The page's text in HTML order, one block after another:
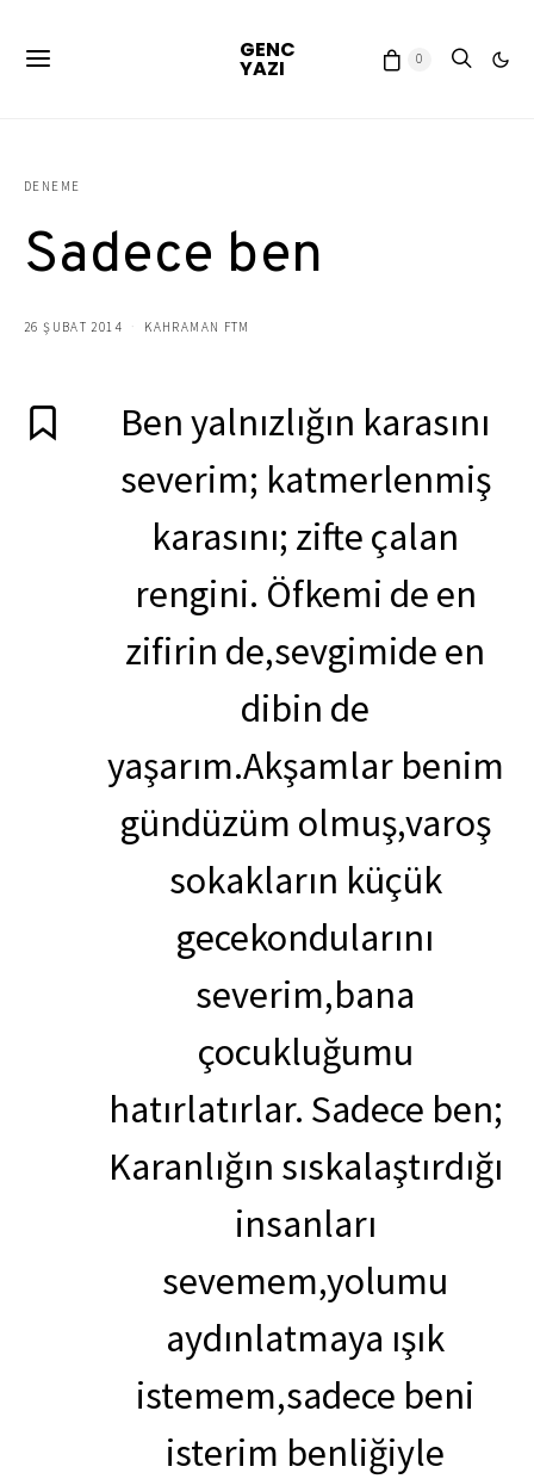
GENC
YAZI 0
DENEME
Sadece ben
26 ŞUBAT 2014 KAHRAMAN FTM
Ben yalnızlığın karasını
severim; katmerlenmiş
karasını; zifte çalan
rengini. Öfkemi de en
zifirin de,sevgimide en
dibin de
yaşarım.Akşamlar benim
gündüzüm olmuş,varoş
sokakların küçük
gecekondularını
severim,bana
çocukluğumu
hatırlatırlar. Sadece ben;
Karanlığın sıskalaştırdığı
insanları
sevemem,yolumu
aydınlatmaya ışık
istemem,sadece beni
isterim benliğiyle